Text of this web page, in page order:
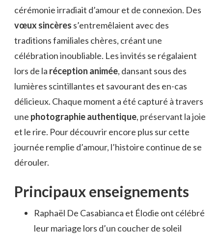
cérémonie irradiait d’amour et de connexion. Des
vœux sincères s’entremêlaient avec des
traditions familiales chères, créant une
célébration inoubliable. Les invités se régalaient
lors de la réception animée, dansant sous des
lumières scintillantes et savourant des en-cas
délicieux. Chaque moment a été capturé à travers
une photographie authentique, préservant la joie
et le rire. Pour découvrir encore plus sur cette
journée remplie d’amour, l’histoire continue de se
dérouler.
Principaux enseignements
Raphaël De Casabianca et Élodie ont célébré
leur mariage lors d’un coucher de soleil